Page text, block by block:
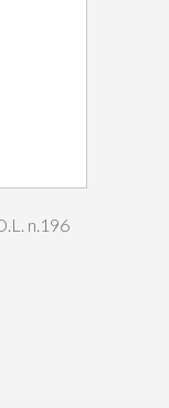
n.196